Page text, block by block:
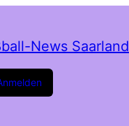
News Saarland